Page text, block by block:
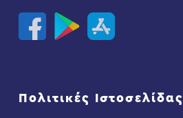
Πολιτικές Ιστοσελίδας